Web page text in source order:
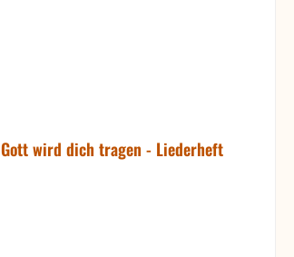
Gott wird dich tragen - Liederheft